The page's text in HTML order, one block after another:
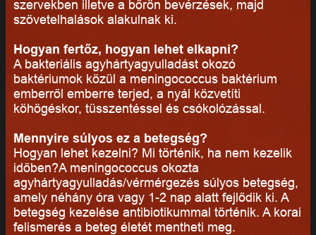
szervekben illetve a bőrön bevérzések, majd
szövetelhalások alakulnak ki.
Hogyan fertőz, hogyan lehet elkapni?
A bakteriális agyhártyagyulladást okozó
baktériumok közül a meningococcus baktérium
emberről emberre terjed, a nyál közvetíti
köhögéskor, tüsszentéssel és csókolózással.
Mennyire súlyos ez a betegség?
Hogyan lehet kezelni? Mi történik, ha nem kezelik
időben?A meningococcus okozta
agyhártyagyulladás/vérmérgezés súlyos betegség,
amely néhány óra vagy 1-2 nap alatt fejlődik ki. A
betegség kezelése antibiotikummal történik. A korai
felismerés a beteg életét mentheti meg.